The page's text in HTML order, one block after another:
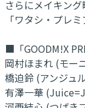
さらにメイキン
「ワタシ・プレ
■「GOODM!X
岡村ほまれ (モー
橋迫鈴 (アンジュ
有澤一華